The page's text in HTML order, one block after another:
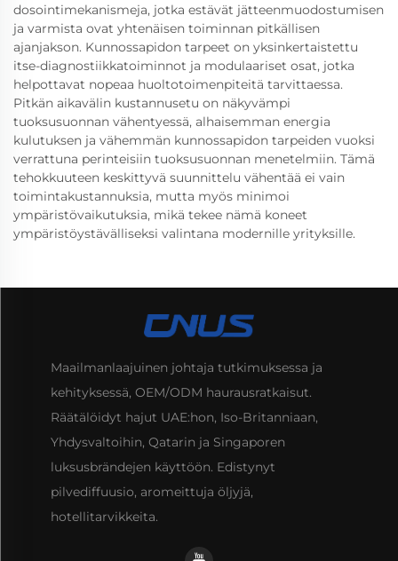
dosointimekanismeja, jotka estävät jätteenmuodostumisen
ja varmista ovat yhtenäisen toiminnan pitkällisen
ajanjakson. Kunnossapidon tarpeet on yksinkertaistettu
itse-diagnostiikkatoiminnot ja modulaariset osat, jotka
helpottavat nopeaa huoltotoimenpiteitä tarvittaessa.
Pitkän aikavälin kustannusetu on näkyvämpi
tuoksusuonnan vähentyessä, alhaisemman energia
kulutuksen ja vähemmän kunnossapidon tarpeiden vuoksi
verrattuna perinteisiin tuoksusuonnan menetelmiin. Tämä
tehokkuuteen keskittyvä suunnittelu vähentää ei vain
toimintakustannuksia, mutta myös minimoi
ympäristövaikutuksia, mikä tekee nämä koneet
ympäristöystävälliseksi valintana modernille yrityksille.
Maailmanlaajuinen johtaja tutkimuksessa ja
kehityksessä, OEM/ODM haurausratkaisut.
Räätälöidyt hajut UAE:hon, Iso-Britanniaan,
Yhdysvaltoihin, Qatarin ja Singaporen
luksusbrändejen käyttöön. Edistynyt
pilvediffuusio, aromeittuja öljyjä,
hotellitarvikkeita.